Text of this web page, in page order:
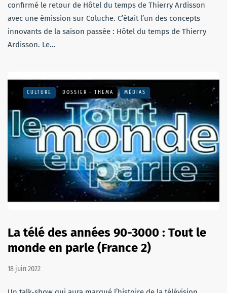
confirmé le retour de Hôtel du temps de Thierry Ardisson
avec une émission sur Coluche. C’était l’un des concepts
innovants de la saison passée : Hôtel du temps de Thierry
Ardisson. Le…
CULTURE DOSSIER - THEMA MÉDIAS
La télé des années 90-3000 : Tout le
monde en parle (France 2)
18 juin 2022